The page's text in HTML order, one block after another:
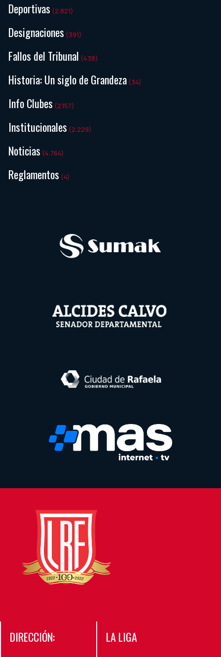
Deportivas (2.821)
Designaciones (391)
Fallos del Tribunal (438)
Historia: Un siglo de Grandeza (34)
Info Clubes (2.157)
Institucionales (2.229)
Noticias (4.764)
Reglamentos (4)
DIRECCIÓN: LA LIGA